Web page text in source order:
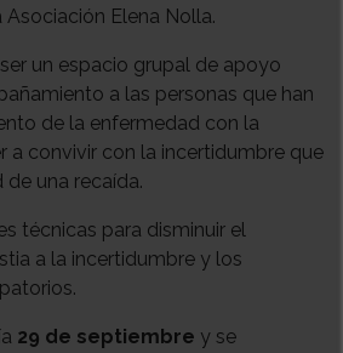
Elena Nolla.
un espacio grupal de apoyo
a las personas que han
de la enfermedad con la
a convivir con la incertidumbre que
una recaída.
técnicas para disminuir el
a la incertidumbre y los
29 de septiembre y se